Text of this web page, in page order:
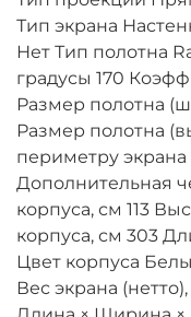
Тип экрана
Нет Тип полотна
градусы 170
Размер полотна
Размер полотна
периметру экрана
Дополнительная
корпуса, см 113
корпуса, см 303
Цвет корпуса
Вес экрана